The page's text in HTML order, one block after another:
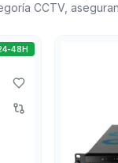
CCTV,
el
vídeo verificación
perimetral ofrece
Finalmente,
Dual es un producto
térmicas,
48H